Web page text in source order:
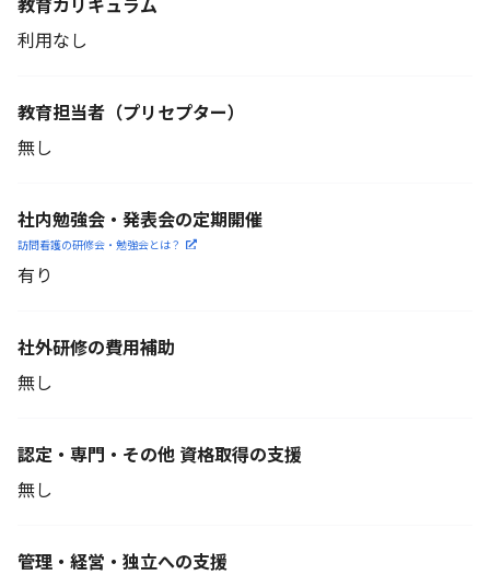
利用なし
教育担当者 （プリセプター）
無し
社内勉強会・発表会の定期開催
訪問看護の研修会・勉強会とは？
有り
社外研修の費用補助
無し
認定・専門・その他 資格取得の支援
無し
管理・経営・独立への支援